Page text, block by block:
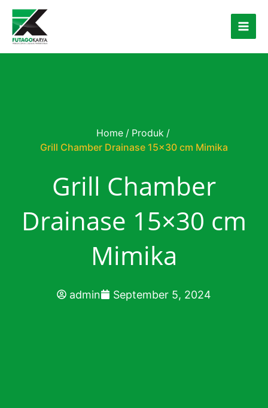
Skip to content
Home / Produk /
Grill Chamber Drainase 15×30 cm Mimika
Grill Chamber
Drainase 15×30 cm
Mimika
admin September 5, 2024